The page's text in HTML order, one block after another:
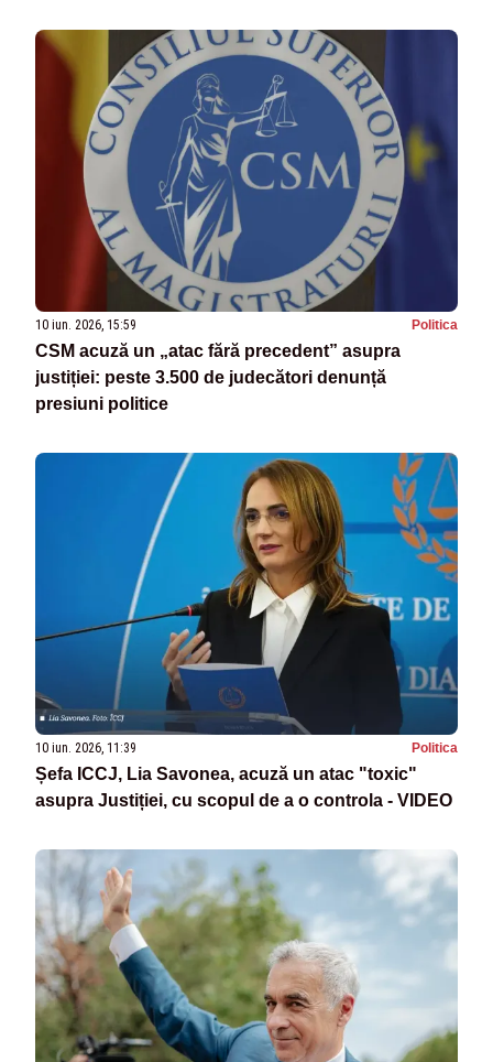
10 iun. 2026, 15:59 Politica
CSM acuză un „atac fără precedent” asupra
justiției: peste 3.500 de judecători denunță
presiuni politice
10 iun. 2026, 11:39 Politica
Șefa ICCJ, Lia Savonea, acuză un atac "toxic"
asupra Justiției, cu scopul de a o controla - VIDEO